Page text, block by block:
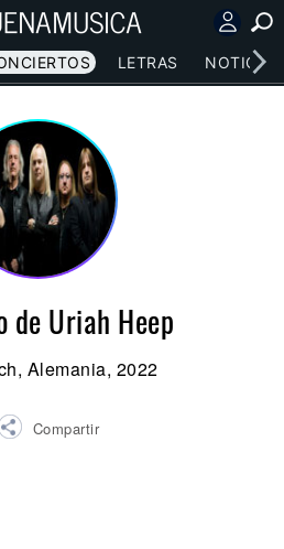
LETRAS NOTICIAS
de Uriah Heep
Alemania, 2022
Compartir